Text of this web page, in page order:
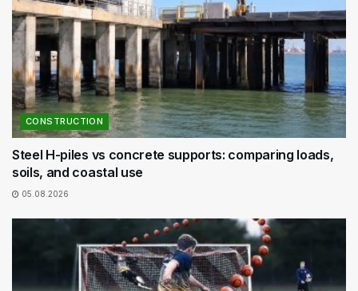
CONSTRUCTION
Steel H-piles vs concrete supports: comparing loads,
soils, and coastal use
05.08.2026